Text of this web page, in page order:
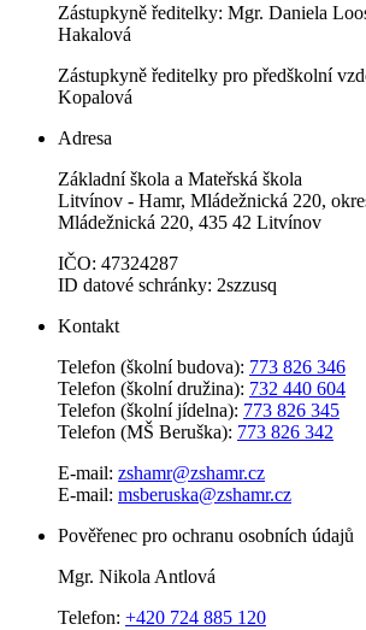
Zástupkyně ředitelky: Mgr. Daniela
Hakalová
Zástupkyně ředitelky pro předškolní
Kopalová
Adresa
Základní škola a Mateřská škola
Litvínov - Hamr, Mládežnická 220,
Mládežnická 220, 435 42 Litvínov
IČO: 47324287
ID datové schránky: 2szzusq
Kontakt
Telefon (školní budova): 773 826 346
Telefon (školní družina): 732 440 604
Telefon (školní jídelna): 773 826 345
Telefon (MŠ Beruška): 773 826 342
E-mail: zshamr@zshamr.cz
E-mail: msberuska@zshamr.cz
Pověřenec pro ochranu osobních údajů
Mgr. Nikola Antlová
Telefon: +420 724 885 120